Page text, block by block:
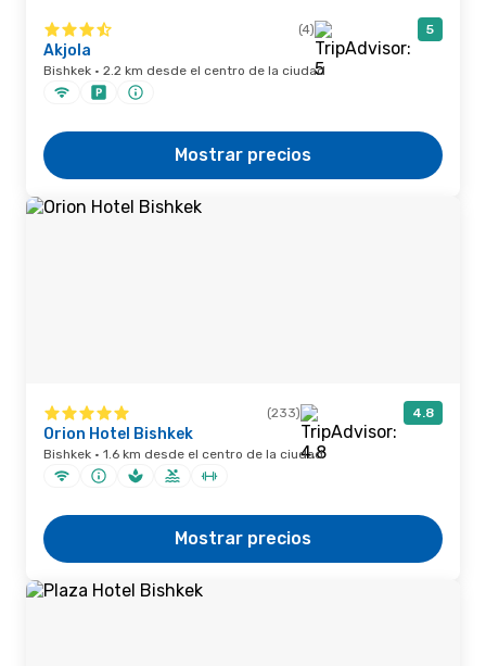
(4) 5
Akjola
Bishkek · 2.2 km desde el centro de la ciudad
Mostrar precios
(233) 4.8
Orion Hotel Bishkek
Bishkek · 1.6 km desde el centro de la ciudad
Mostrar precios